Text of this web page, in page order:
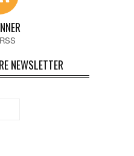
NEWSLETTER